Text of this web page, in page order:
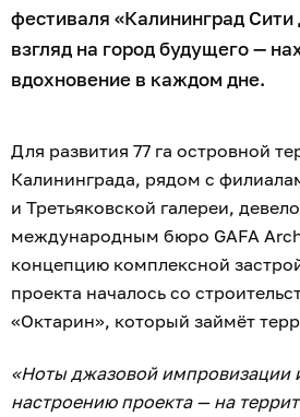
фестиваля «Калининград
взгляд на город будущего —
вдохновение в каждом дне.
Для развития 77 га островной
Калининграда, рядом с
и Третьяковской галереи,
международным бюро GAFA
концепцию комплексной
проекта началось со
«Октарин», который займёт
«Ноты джазовой импровизации
настроению проекта — на